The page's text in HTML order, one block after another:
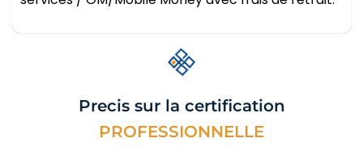
Precis sur la certification
PROFESSIONNELLE